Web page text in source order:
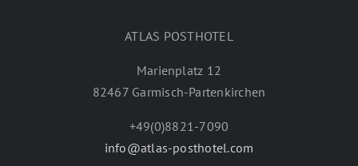
ATLAS POSTHOTEL
Marienplatz 12
82467 Garmisch-Partenkirchen
+49(0)8821-7090
info@atlas-posthotel.com